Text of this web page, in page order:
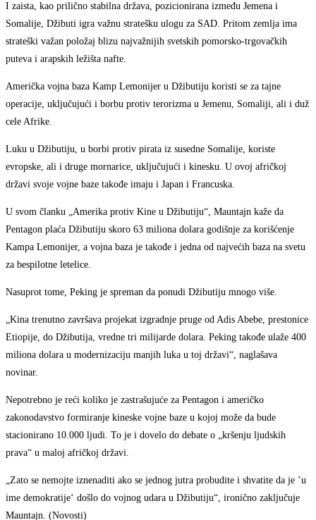
I zaista, kao prilično stabilna država, pozicionirana između Jemena i
Somalije, Džibuti igra važnu stratešku ulogu za SAD. Pritom zemlja ima
strateški važan položaj blizu najvažnijih svetskih pomorsko-trgovačkih
puteva i arapskih ležišta nafte.
Američka vojna baza Kamp Lemonijer u Džibutiju koristi se za tajne
operacije, uključujući i borbu protiv terorizma u Jemenu, Somaliji, ali i duž
cele Afrike.
Luku u Džibutiju, u borbi protiv pirata iz susedne Somalije, koriste
evropske, ali i druge mornarice, uključujući i kinesku. U ovoj afričkoj
državi svoje vojne baze takođe imaju i Japan i Francuska.
U svom članku „Amerika protiv Kine u Džibutiju“, Mauntajn kaže da
Pentagon plaća Džibutiju skoro 63 miliona dolara godišnje za korišćenje
Kampa Lemonijer, a vojna baza je takođe i jedna od najvećih baza na svetu
za bespilotne letelice.
Nasuprot tome, Peking je spreman da ponudi Džibutiju mnogo više.
„Kina trenutno završava projekat izgradnje pruge od Adis Abebe, prestonice
Etiopije, do Džibutija, vredne tri milijarde dolara. Peking takođe ulaže 400
miliona dolara u modernizaciju manjih luka u toj državi“, naglašava
novinar.
Nepotrebno je reći koliko je zastrašujuće za Pentagon i američko
zakonodavstvo formiranje kineske vojne baze u kojoj može da bude
stacionirano 10.000 ljudi. To je i dovelo do debate o „kršenju ljudskih
prava“ u maloj afričkoj državi.
„Zato se nemojte iznenaditi ako se jednog jutra probudite i shvatite da je ’u
ime demokratije‘ došlo do vojnog udara u Džibutiju“, ironično zaključuje
Mauntajn. (Novosti)